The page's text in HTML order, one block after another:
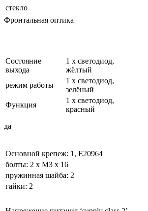
стекло
Фронтальная оптика
Состояние
выхода
1 x светодиод,
жёлтый
режим работы
1 x светодиод,
зелёный
Функция
1 x светодиод,
красный
да
Основной крепеж: 1, E20964
болты: 2 x M3 x 16
пружинная шайба: 2
гайки: 2